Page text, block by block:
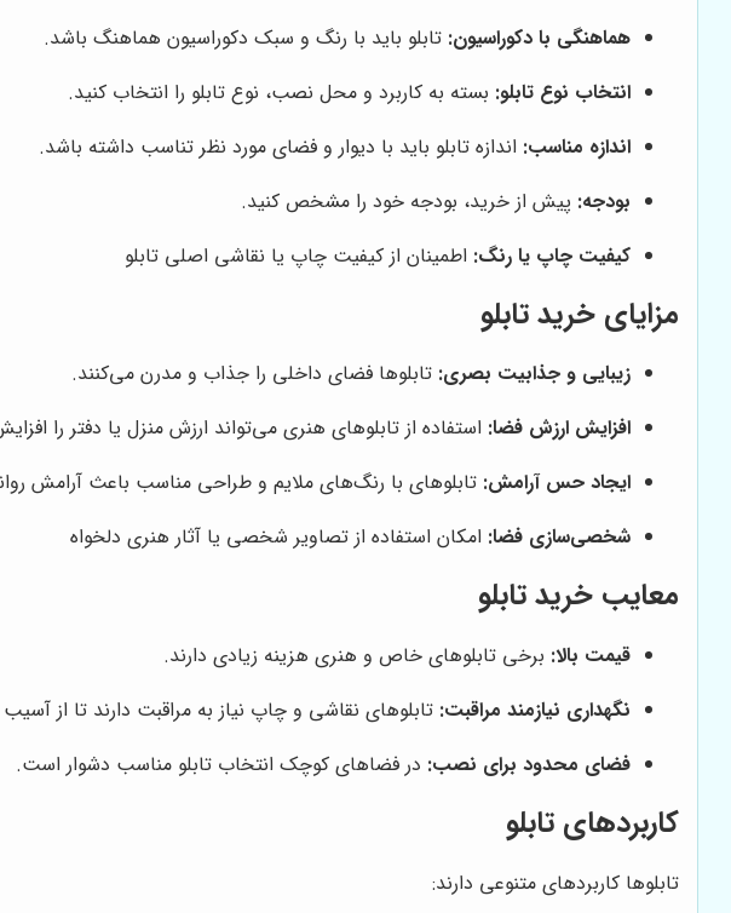
هماهنگی با دکوراسیون: تابلو باید با رنگ و سبک دکوراسیون هماهنگ باشد.
انتخاب نوع تابلو: بسته به کاربرد و محل نصب، نوع تابلو را انتخاب کنید.
اندازه مناسب: اندازه تابلو باید با دیوار و فضای مورد نظر تناسب داشته باشد.
بودجه: پیش از خرید، بودجه خود را مشخص کنید.
کیفیت چاپ یا رنگ: اطمینان از کیفیت چاپ یا نقاشی اصلی تابلو
مزایای خرید تابلو
زیبایی و جذابیت بصری: تابلوها فضای داخلی را جذاب و مدرن می‌کنند.
افزایش ارزش فضا: استفاده از تابلوهای هنری می‌تواند ارزش منزل یا دفتر را
ایجاد حس آرامش: تابلوهای با رنگ‌های ملایم و طراحی مناسب باعث آرامش
شخصی‌سازی فضا: امکان استفاده از تصاویر شخصی یا آثار هنری دلخواه
معایب خرید تابلو
قیمت بالا: برخی تابلوهای خاص و هنری هزینه زیادی دارند.
نگهداری نیازمند مراقبت: تابلوهای نقاشی و چاپ نیاز به مراقبت دارند تا از
فضای محدود برای نصب: در فضاهای کوچک انتخاب تابلو مناسب دشوار است.
کاربردهای تابلو
تابلوها کاربردهای متنوعی دارند: